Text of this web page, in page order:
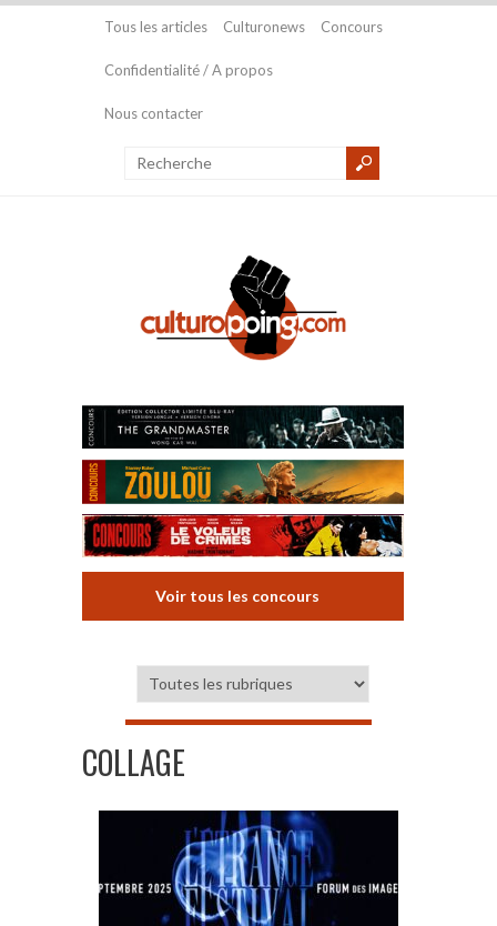
Tous les articles Culturonews Concours
Confidentialité / A propos
Nous contacter
Voir tous les concours
COLLAGE